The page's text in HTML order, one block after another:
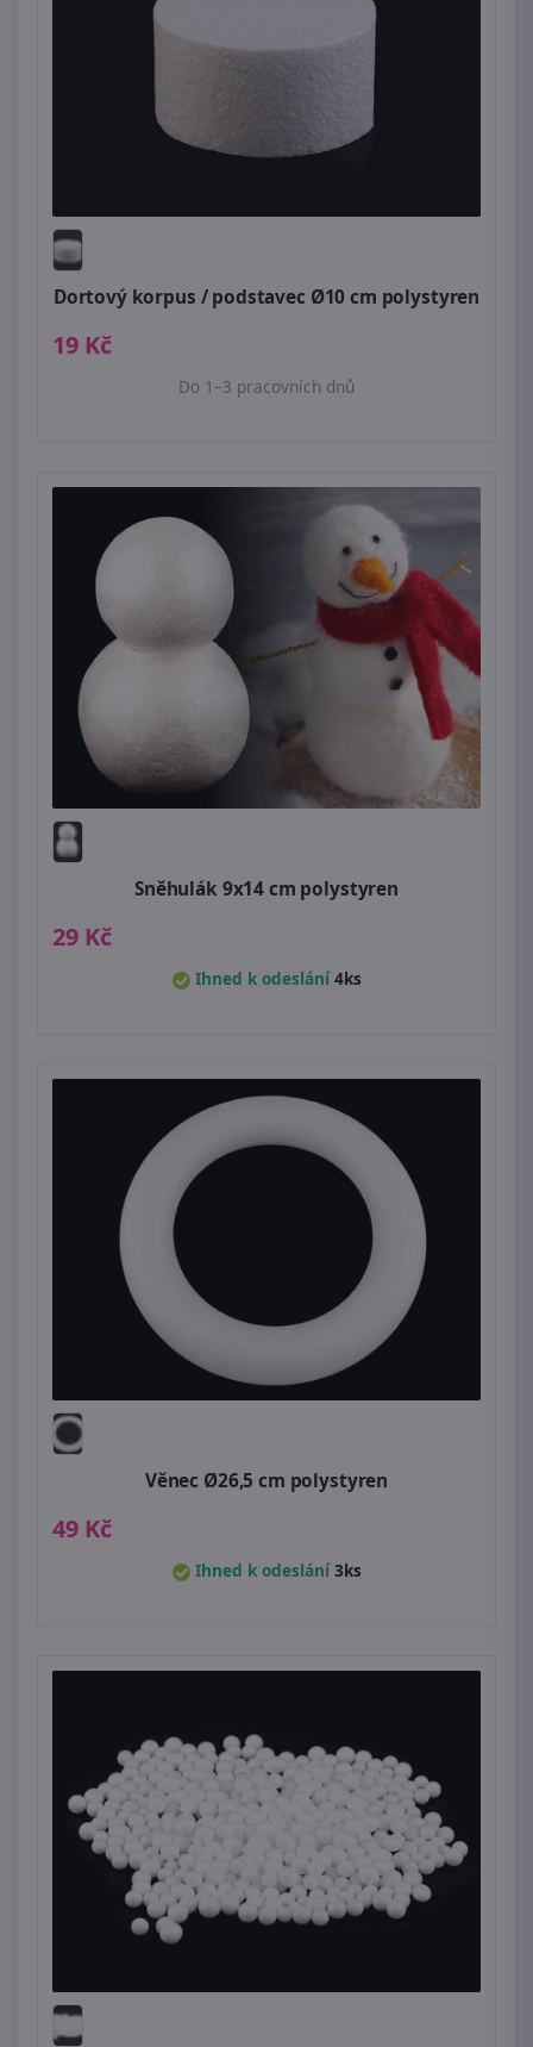
Dortový korpus / podstavec Ø10 cm polystyren
19 Kč
Do 1–3 pracovních dnů
Sněhulák 9x14 cm polystyren
29 Kč
Ihned k odeslání4ks
Věnec Ø26,5 cm polystyren
49 Kč
Ihned k odeslání3ks